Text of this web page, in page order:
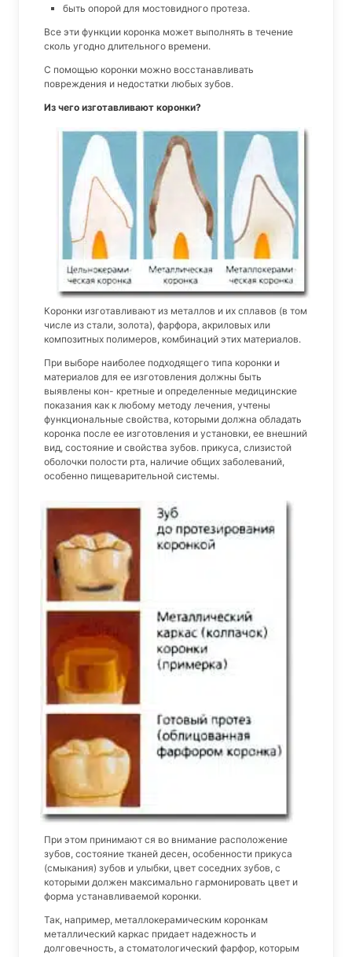
быть опорой для мостовидного протеза.
Все эти функции коронка может выполнять в течение
сколь угодно длительного времени.
С помощью коронки можно восстанавливать
повреждения и недостатки любых зубов.
Из чего изготавливают коронки?
Коронки изготавливают из металлов и их сплавов (в том
числе из стали, золота), фарфора, акриловых или
композитных полимеров, комбинаций этих материалов.
При выборе наиболее подходящего типа коронки и
материалов для ее изготовления должны быть
выявлены кон- кретные и определенные медицинские
показания как к любому методу лечения, учтены
функциональные свойства, которыми должна обладать
коронка после ее изготовления и установки, ее внешний
вид, состояние и свойства зубов. прикуса, слизистой
оболочки полости рта, наличие общих заболеваний,
особенно пищеварительной системы.
При этом принимают ся во внимание расположение
зубов, состояние тканей десен, особенности прикуса
(смыкания) зубов и улыбки, цвет соседних зубов, с
которыми должен максимально гармонировать цвет и
форма устанавливаемой коронки.
Так, например, металлокерамическим коронкам
металлический каркас придает надежность и
долговечность, а стоматологический фарфор, которым